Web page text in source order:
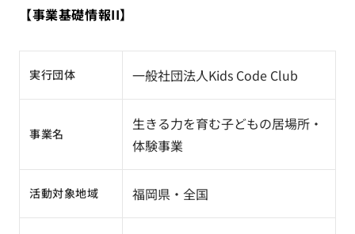
【事業基礎情報II】
実行団体 一般社団法人Kids Code Club
事業名
生きる力を育む子どもの居場所・
体験事業
活動対象地域 福岡県・全国